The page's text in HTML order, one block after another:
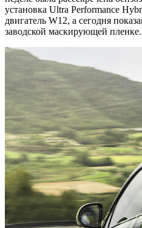
установка Ultra Performance
двигатель W12, а сегодня
заводской маскирующей пленке.